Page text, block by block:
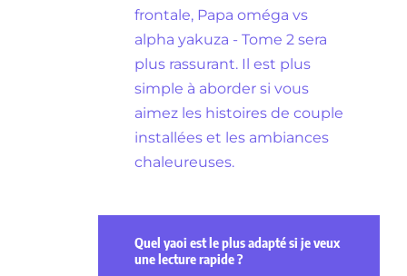
frontale, Papa oméga vs
alpha yakuza - Tome 2 sera
plus rassurant. Il est plus
simple à aborder si vous
aimez les histoires de couple
installées et les ambiances
chaleureuses.
Quel yaoi est le plus adapté si je veux
une lecture rapide ?